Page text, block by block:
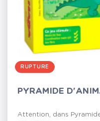
RUPTURE
PYRAMIDE
Attention, dans